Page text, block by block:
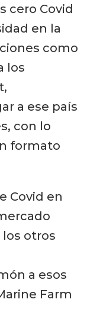
cero Covid
en la
como
los
a ese país
con lo
formato
Covid en
los otros
a esos
Farm